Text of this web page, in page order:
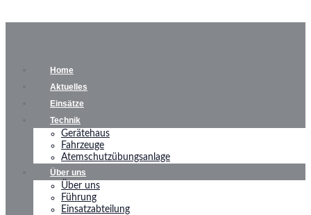
Home
Aktuelles
Einsätze
Technik
Gerätehaus
Fahrzeuge
Atemschutzübungsanlage
Über uns
Über uns
Führung
Einsatzabteilung